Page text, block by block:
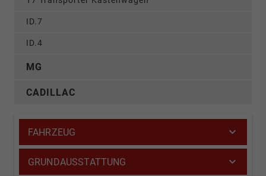
ID.7
ID.4
MG
CADILLAC
FAHRZEUG
GRUNDAUSSTATTUNG